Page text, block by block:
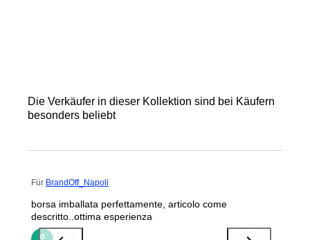
Die Verkäufer in dieser Kollektion sind bei Käufern
besonders beliebt
Für BrandOff_Napoli
borsa imballata perfettamente, articolo come
descritto..ottima esperienza